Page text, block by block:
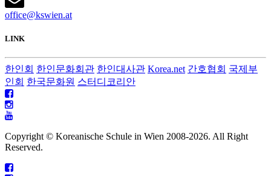
office@kswien.at
LINK
한인회 한인문화회관 한인대사관 Korea.net 간호협회 국제부
인회 한국문화원 스터디코리안
Copyright © Koreanische Schule in Wien 2008-2026. All Right
Reserved.